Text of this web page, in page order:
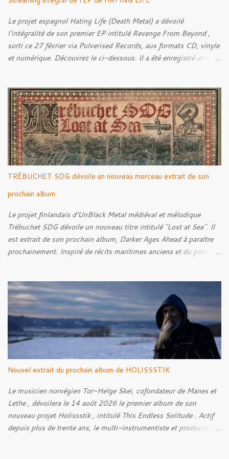
Le projet espagnol Hating Life (Death Metal) a dévoilé
l'intégralité de son premier EP intitulé Revenge From Beyond ,
sorti ce 27 février via Pulverised Records, aux formats CD, vinyle
et numérique. Découvrez le ci-dessous. Il a été enregistré et mixé
Rebellion Against The Vile 05. Revenge From Beyond 06. The
Sense Of Fear
TRÉBUCHET SDG dévoile un nouveau morceau extrait de son
prochain album
Le projet finlandais d’UnBlack Metal médiéval et mélodique
Trébuchet SDG dévoile un nouveau titre intitulé "Lost at Sea". Il
est extrait de son prochain album, Darker Ages Ahead à paraître
prochainement. Inspiré de récits maritimes anciens et du passage
Derrière cette imagerie, le groupe développe un propos autour de
la persévérance et de l’espoir face aux épreuves, alors que le
personnage finit par retrouver la force de continuer malgré les
ténèbres qui l’entourent.
Nouvel extrait du prochain album de HOLISSSTIK
Le musicien norvégien Tor-Helge Skei, cofondateur de Manes et
Lethe , dévoilera le 14 août 2026 le premier album de son
nouveau projet Holissstik , intitulé This Endless Solitude . Actif
depuis plus de trente ans, le multi-instrumentiste et producteur